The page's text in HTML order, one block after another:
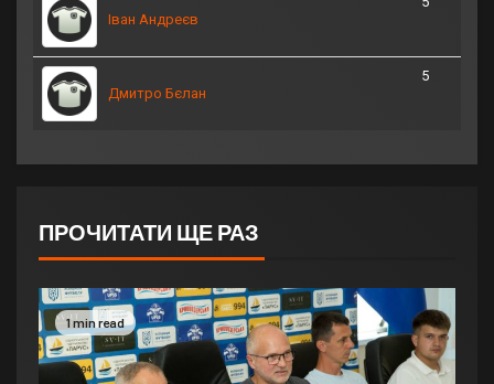
Іван Андреєв
Дмитро Бєлан
5
ПРОЧИТАТИ ЩЕ РАЗ
1 min read